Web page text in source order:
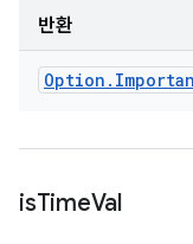
반환
Option .
isTimeVal